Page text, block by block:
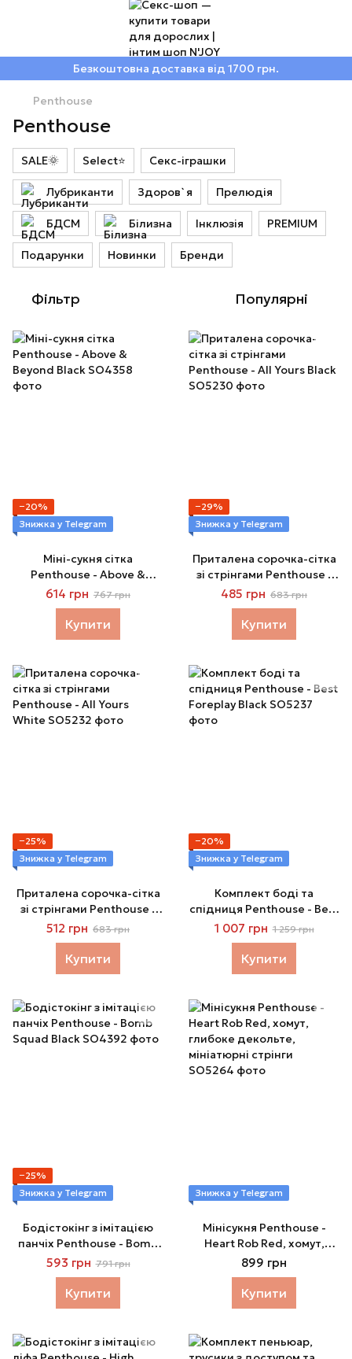
Безкоштовна доставка від 1700 грн.
Penthouse
Penthouse
SALE🌞 Select⭐ Секс-іграшки
Лубриканти Здоров`я Прелюдія
БДСМ Білизна Інклюзія PREMIUM
Подарунки Новинки Бренди
Фільтр Популярні
−20%
Знижка у Telegram
Міні-сукня сітка
Penthouse - Above &
Beyond Black
614 грн 767 грн
Купити
−29%
Знижка у Telegram
Приталена сорочка-сітка
зі стрінгами Penthouse -
All Yours Black
485 грн 683 грн
Купити
−25%
Знижка у Telegram
Приталена сорочка-сітка
зі стрінгами Penthouse -
All Yours White
512 грн 683 грн
Купити
−20%
Знижка у Telegram
Комплект боді та
спідниця Penthouse - Best
Foreplay Black
1 007 грн 1 259 грн
Купити
−25%
Знижка у Telegram
Бодістокінг з імітацією
панчіх Penthouse - Bomb
Squad Black
593 грн 791 грн
Купити
Знижка у Telegram
Мінісукня Penthouse -
Heart Rob Red, хомут,
глибоке декольте,
мініатюрні стрінги
899 грн
Купити